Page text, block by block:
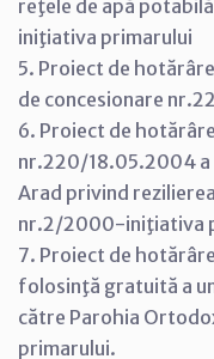
reţele de apă
iniţiativa primarului
5. Proiect de
de concesionare
6. Proiect de
nr.220/18.05.2004 a
Arad privind
nr.2/2000-iniţiativa
7. Proiect de
folosinţă gratuită a
către Parohia
primarului.